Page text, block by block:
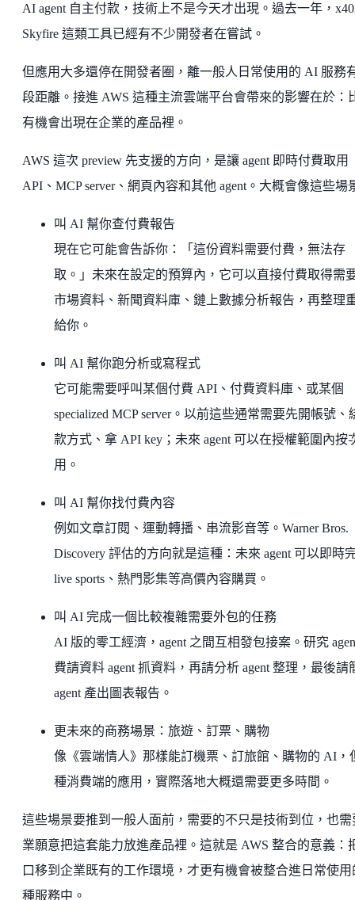
AI agent 自主付款，技術上不是今天才出現。過去一年，
Skyfire 這類工具已經有不少開發者在嘗試。
但應用大多還停在開發者圈，離一般人日常使用的 AI 服務
段距離。接進 AWS 這種主流雲端平台會帶來的影響在於：
有機會出現在企業的產品裡。
AWS 這次 preview 先支援的方向，是讓 agent 即時付費取用
API、MCP server、網頁內容和其他 agent。大概會像這些場
叫 AI 幫你查付費報告
現在它可能會告訴你：「這份資料需要付費，無法存
取。」未來在設定的預算內，它可以直接付費取得需
市場資料、新聞資料庫、鏈上數據分析報告，再整理
給你。
叫 AI 幫你跑分析或寫程式
它可能需要呼叫某個付費 API、付費資料庫、或某個
specialized MCP server。以前這些通常需要先開帳號、
款方式、拿 API key；未來 agent 可以在授權範圍內按
用。
叫 AI 幫你找付費內容
例如文章訂閱、運動轉播、串流影音等。Warner Bros.
Discovery 評估的方向就是這種：未來 agent 可以即時
live sports、熱門影集等高價內容購買。
叫 AI 完成一個比較複雜需要外包的任務
AI 版的零工經濟，agent 之間互相發包接案。研究
費請資料 agent 抓資料，再請分析 agent 整理，最後請
agent 產出圖表報告。
更未來的商務場景：旅遊、訂票、購物
像《雲端情人》那樣能訂機票、訂旅館、購物的 AI，
種消費端的應用，實際落地大概還需要更多時間。
這些場景要推到一般人面前，需要的不只是技術到位，也需
業願意把這套能力放進產品裡。這就是 AWS 整合的意義：
口移到企業既有的工作環境，才更有機會被整合進日常使用
種服務中。